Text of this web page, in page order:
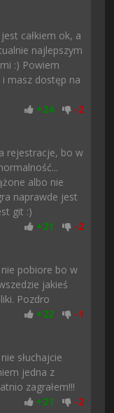
całkiem ok, a
najlepszym
:) Powiem
i masz dostęp na
+24 -2
rejestracje, bo w
albo nie
naprawde jest
git :)
+21 -2
pobiore bo w
jakieś
Pozdro
+22 -1
słuchajcie
jedna z
zagrałem!!!
+21 -2